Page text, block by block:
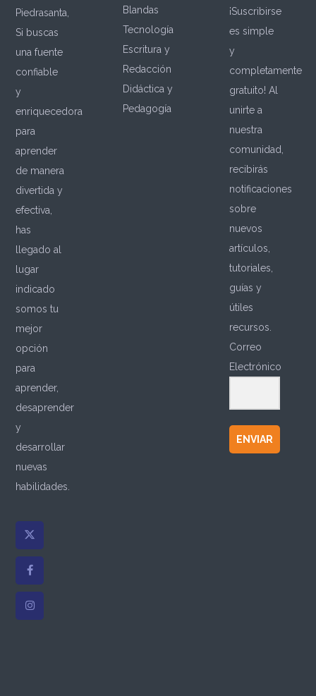
Piedrasanta,
Si buscas
una fuente
confiable
y
enriquecedora
para
aprender
de manera
divertida y
efectiva,
has
llegado al
lugar
indicado
somos tu
mejor
opción
para
aprender,
desaprender
y
desarrollar
nuevas
habilidades.
Blandas
Tecnología
Escritura y
Redacción
Didáctica y
Pedagogía
¡Suscribirse
es simple
y
completamente
gratuito! Al
unirte a
nuestra
comunidad,
recibirás
notificaciones
sobre
nuevos
artículos,
tutoriales,
guías y
útiles
recursos.
Correo
Electrónico
ENVIAR